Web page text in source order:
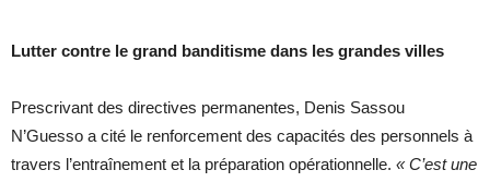
Lutter contre le grand banditisme dans les grandes villes
Prescrivant des directives permanentes, Denis Sassou
N’Guesso a cité le renforcement des capacités des personnels à
travers l’entraînement et la préparation opérationnelle. « C’est une